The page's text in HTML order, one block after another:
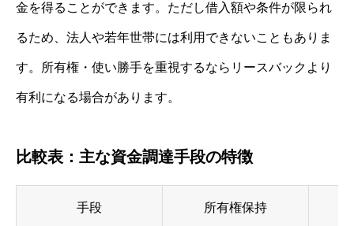
金を得ることができます。ただし借入額や条件が限られ
るため、法人や若年世帯には利用できないこともありま
す。所有権・使い勝手を重視するならリースバックより
有利になる場合があります。
比較表：主な資金調達手段の特徴
手段 所有権保持